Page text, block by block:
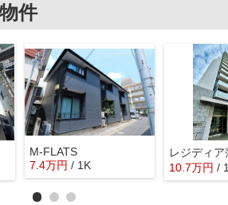
件
M-FLATS
7.4万円 / 1K
レジディ
10.7万円 /